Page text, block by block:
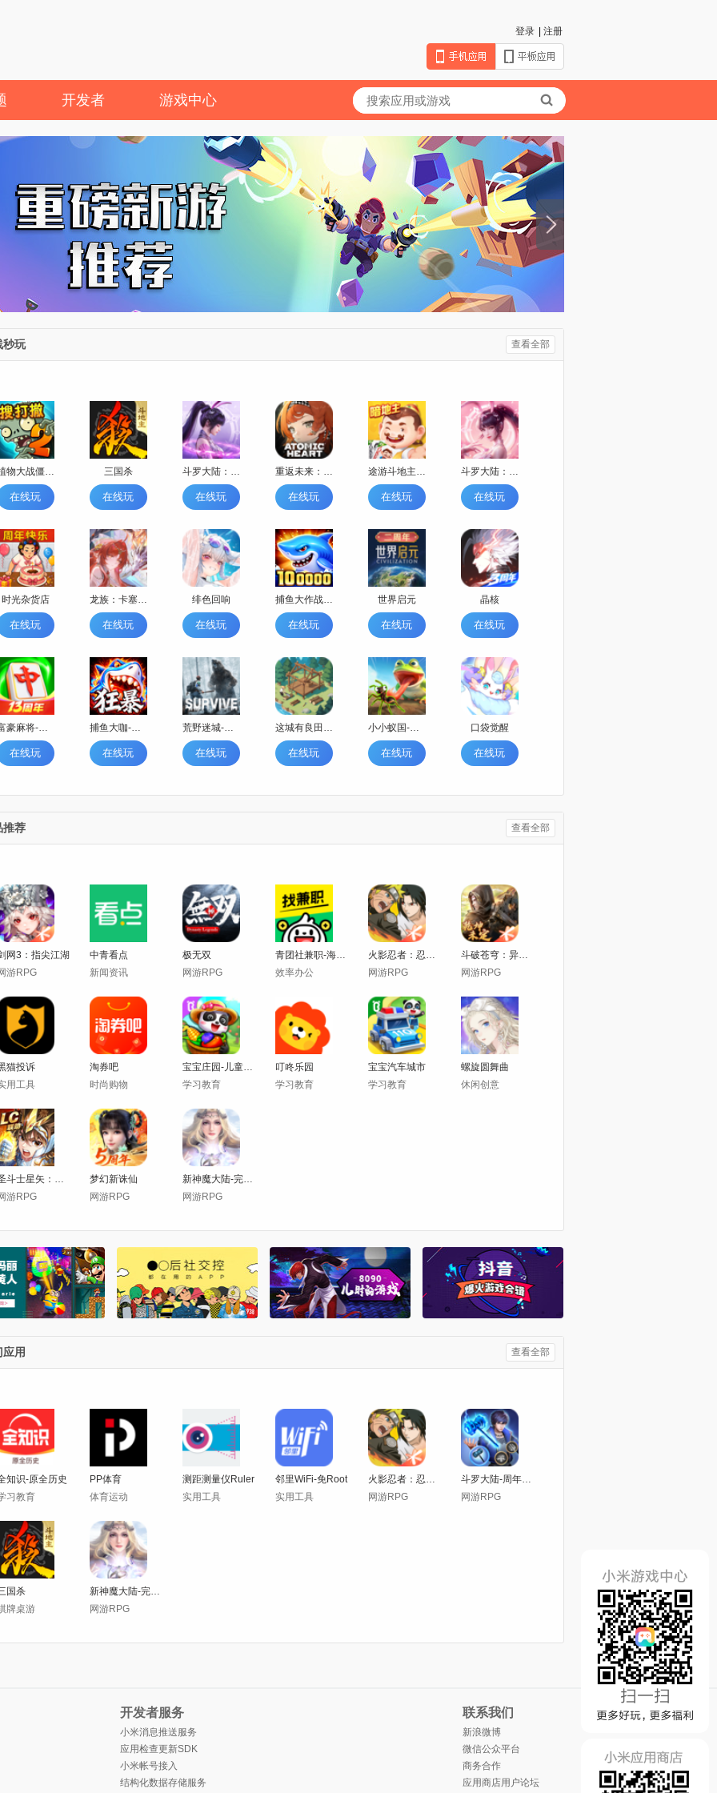
注册
登录
开发者 游戏中心
查看全部
秒玩
植物大战僵尸2-搜打撤
在线玩
三国杀
在线玩
斗罗大陆：魂师对决
在线玩
重返未来：1999
在线玩
途游斗地主（比赛版）
在线玩
斗罗大陆：逆转时空
在线玩
时光杂货店
在线玩
龙族：卡塞尔之门
在线玩
绯色回响
在线玩
捕鱼大作战-秒杀技能
在线玩
世界启元
在线玩
晶核
在线玩
富豪麻将-牌友集结
在线玩
捕鱼大咖-狂暴模式
在线玩
荒野迷城-末日求生
在线玩
这城有良田-种田摸鱼
在线玩
小小蚁国-超快发育版
在线玩
口袋觉醒
在线玩
查看全部
推荐
网3：指尖江湖
游RPG
中青看点
新闻资讯
极无双
网游RPG
青团社兼职-海量同城日结兼职。
效率办公
火影忍者：忍者新世代
网游RPG
斗破苍穹：异火重燃
网游RPG
猫投诉
用工具
淘券吧
时尚购物
宝宝庄园-儿童休闲模拟经营
学习教育
叮咚乐园
学习教育
宝宝汽车城市
学习教育
螺旋圆舞曲
休闲创意
圣斗士星矢：正义传说
游RPG
梦幻新诛仙
网游RPG
新神魔大陆-完美正版正统魔幻
网游RPG
查看全部
用
知识-原全历史
习教育
PP体育
体育运动
测距测量仪Ruler
实用工具
邻里WiFi-免Root
实用工具
火影忍者：忍者新世代
网游RPG
斗罗大陆-周年狂欢季
网游RPG
国杀
牌桌游
新神魔大陆-完美正版正统魔幻
网游RPG
开发者服务
小米消息推送服务
应用检查更新SDK
小米帐号接入
结构化数据存储服务
联系我们
新浪微博
微信公众平台
商务合作
应用商店用户论坛